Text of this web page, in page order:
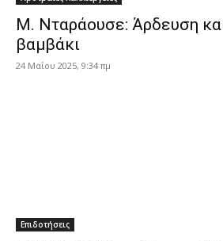
Μ. Νταράουσε: Άρδευση
βαμβάκι
24 Μαΐου 2025, 9:34 πμ
Επιδοτήσεις